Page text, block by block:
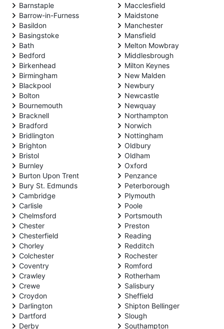
Barnstaple
Barrow-in-Furness
Basildon
Basingstoke
Bath
Bedford
Birkenhead
Birmingham
Blackpool
Bolton
Bournemouth
Bracknell
Bradford
Bridlington
Brighton
Bristol
Burnley
Burton Upon Trent
Bury St. Edmunds
Cambridge
Carlisle
Chelmsford
Chester
Chesterfield
Chorley
Colchester
Coventry
Crawley
Crewe
Croydon
Darlington
Dartford
Derby
Macclesfield
Maidstone
Manchester
Mansfield
Melton Mowbray
Middlesbrough
Milton Keynes
New Malden
Newbury
Newcastle
Newquay
Northampton
Norwich
Nottingham
Oldbury
Oldham
Oxford
Penzance
Peterborough
Plymouth
Poole
Portsmouth
Preston
Reading
Redditch
Rochester
Romford
Rotherham
Salisbury
Sheffield
Shipton Bellinger
Slough
Southampton